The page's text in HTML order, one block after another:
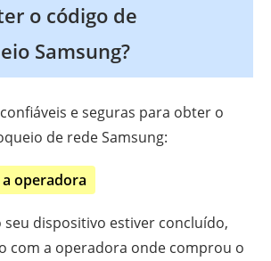
o código de
Samsung?
e seguras para obter o
de rede Samsung:
operadora
dispositivo estiver concluído,
com a operadora onde comprou o